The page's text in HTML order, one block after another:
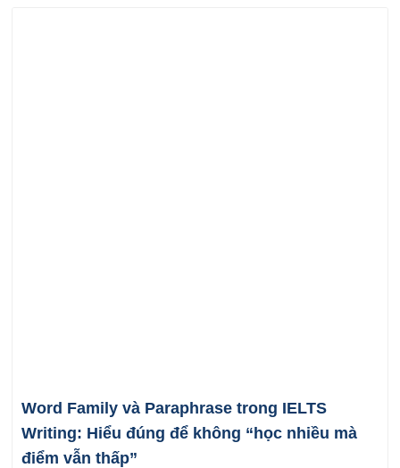
Word Family và Paraphrase trong IELTS
Writing: Hiểu đúng để không “học nhiều mà
điểm vẫn thấp”